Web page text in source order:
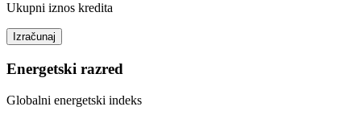
Ukupni iznos kredita
Izračunaj
Energetski razred
Globalni energetski indeks